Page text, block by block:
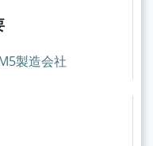
製造会社